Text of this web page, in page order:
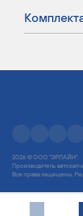
2026 © ООО "ЭРЛАЙН".
Производитель
Все права защищены.